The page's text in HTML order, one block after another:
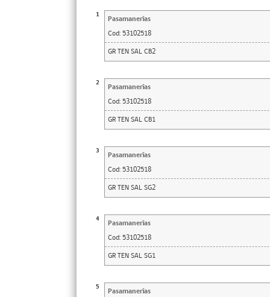
1
Pasamanerías
Cod: 53102518
GR TEN SAL CB2
2
Pasamanerías
Cod: 53102518
GR TEN SAL CB1
3
Pasamanerías
Cod: 53102518
GR TEN SAL SG2
4
Pasamanerías
Cod: 53102518
GR TEN SAL SG1
5
Pasamanerías